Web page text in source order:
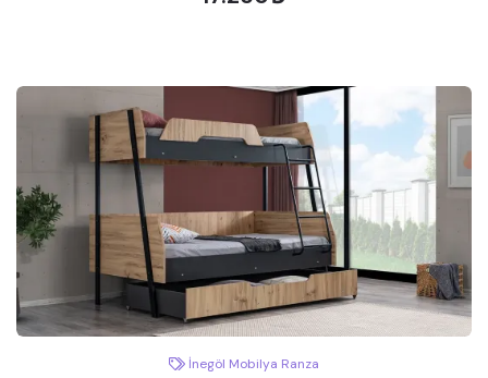
İnegöl Mobilya Ranza